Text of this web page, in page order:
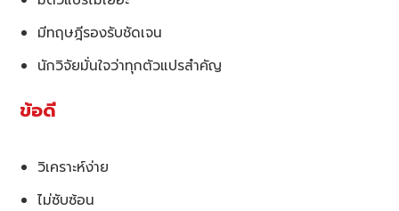
มีทฤษฎีรองรับชัดเจน
นักวิจัยมั่นใจว่าทุกตัวแปรสำคัญ
ข้อดี
วิเคราะห์ง่าย
ไม่ซับซ้อน